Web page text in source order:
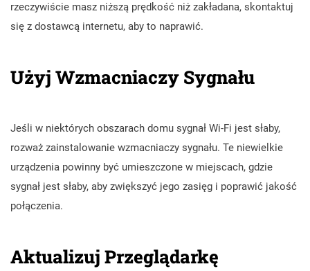
rzeczywiście masz niższą prędkość niż zakładana, skontaktuj
się z dostawcą internetu, aby to naprawić.
Użyj Wzmacniaczy Sygnału
Jeśli w niektórych obszarach domu sygnał Wi-Fi jest słaby,
rozważ zainstalowanie wzmacniaczy sygnału. Te niewielkie
urządzenia powinny być umieszczone w miejscach, gdzie
sygnał jest słaby, aby zwiększyć jego zasięg i poprawić jakość
połączenia.
Aktualizuj Przeglądarkę